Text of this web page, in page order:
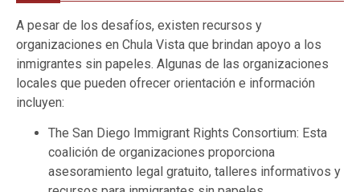
A pesar de los desafíos, existen recursos y
organizaciones en Chula Vista que brindan apoyo a los
inmigrantes sin papeles. Algunas de las organizaciones
locales que pueden ofrecer orientación e información
incluyen:
The San Diego Immigrant Rights Consortium: Esta
coalición de organizaciones proporciona
asesoramiento legal gratuito, talleres informativos y